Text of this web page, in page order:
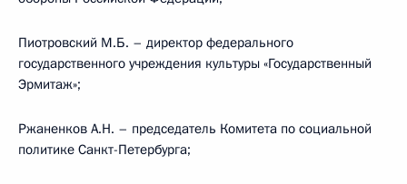
Пиотровский М.Б. – директор федерального
государственного учреждения культуры «Государственный
Эрмитаж»;
Ржаненков А.Н. – председатель Комитета по социальной
политике Санкт-Петербурга;